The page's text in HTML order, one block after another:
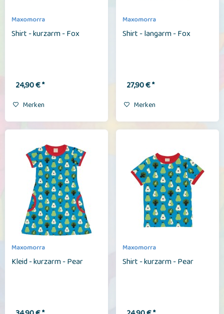
Maxomorra
Shirt - kurzarm - Fox
24,90 € *
Merken
Maxomorra
Shirt - langarm - Fox
27,90 € *
Merken
Maxomorra
Kleid - kurzarm - Pear
Maxomorra
Shirt - kurzarm - Pear